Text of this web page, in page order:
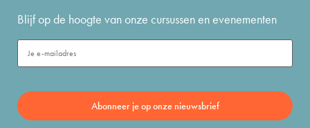
Blijf op de hoogte van onze cursussen en evenementen